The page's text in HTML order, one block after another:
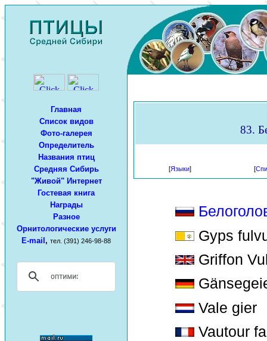
Главная
Список видов
Фото-галерея
Определитель
Названия птиц
Средняя Сибирь
"Живой" Интернет
Гостевая книга
Награды
Разное
Орнитологические услуги
E-mail , тел. (391) 246-98-88
83.
[Языки] [
Gyps
Griffon
Vale gier
Vautour